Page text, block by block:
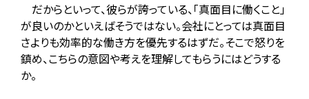
だからといって、彼らが誇っている、「真面目に働くこと」
が良いのかといえばそうではない。会社にとっては真面目
さよりも効率的な働き方を優先するはずだ。そこで怒りを
鎮め、こちらの意図や考えを理解してもらうにはどうする
か。